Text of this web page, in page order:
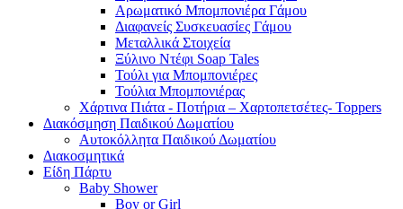
Αρωματικό Μπομπονιέρα Γάμου
Διαφανείς Συσκευασίες Γάμου
Μεταλλικά Στοιχεία
Ξύλινο Ντέφι Soap Tales
Τούλι για Μπομπονιέρες
Τούλια Μπομπονιέρας
Χάρτινα Πιάτα - Ποτήρια – Χαρτοπετσέτες- Toppers
Διακόσμηση Παιδικού Δωματίου
Αυτοκόλλητα Παιδικού Δωματίου
Διακοσμητικά
Είδη Πάρτυ
Baby Shower
Boy or Girl